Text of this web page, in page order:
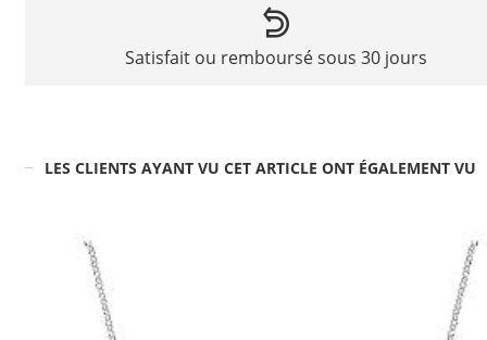
Satisfait ou remboursé sous 30 jours
LES CLIENTS AYANT VU CET ARTICLE ONT ÉGALEMENT VU